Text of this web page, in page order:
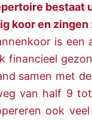
bestaat
koor en
is
financieel
samen met
van half 9
ook